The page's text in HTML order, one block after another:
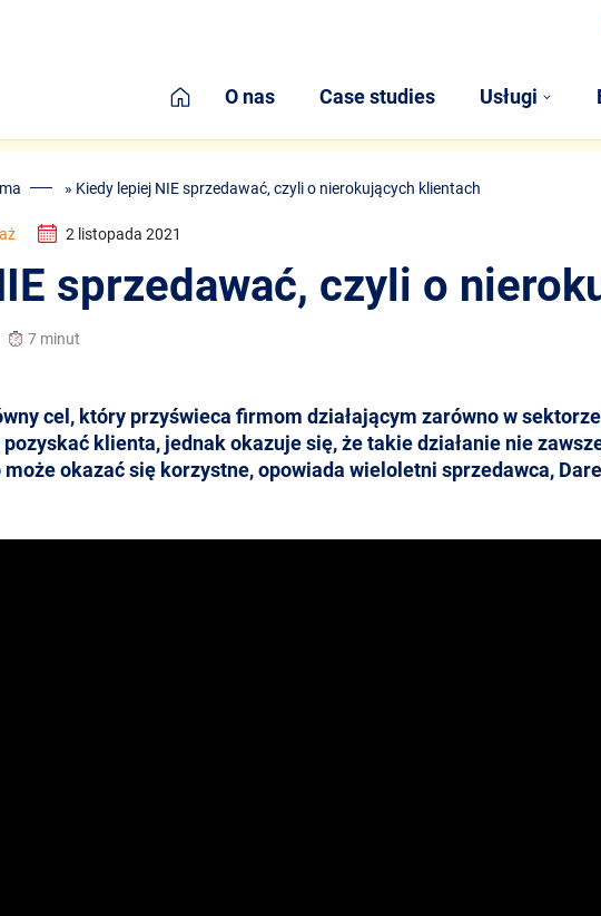
HomeO nas Case studies Usługi
» Kiedy lepiej NIE sprzedawać, czyli o nierokujących klientach
2 listopada 2021
sprzedawać, czyli o
7 minut
cel, który przyświeca firmom działającym zarówno w
klienta, jednak okazuje się, że takie działanie nie
okazać się korzystne, opowiada wieloletni sprzedawca,